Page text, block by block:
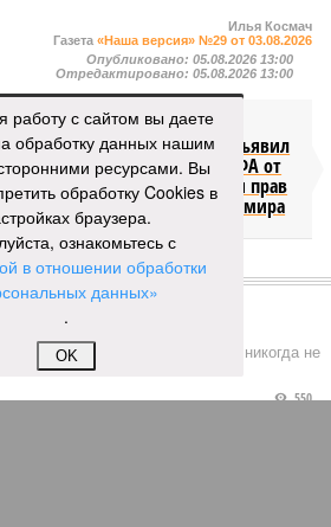
Илья Космач
Газета «Наша версия» №29 от 03.08.2026
Опубликовано: 05.08.2026 13:00
Отредактировано: 05.08.2026 13:00
Инфантино
отступил и объявил
об отказе ФИФА от
продажи доли прав
на чемпионат мира
1
бы жить сотни лет, но этого никогда не
550
работу с сайтом вы даете
обработку данных нашим
ресурсами. Вы
обработку Cookies в
браузера.
ознакомьтесь с
в отношении обработки
данных»
.
OK